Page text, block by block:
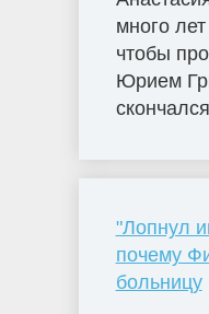
много
чтобы
Юрием
"Лопнул
почему
больницу